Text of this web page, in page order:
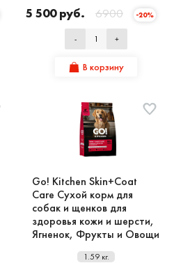
5 500 руб. 6900 -20%
- +
В корзину
Go! Kitchen Skin+Coat
Care Сухой корм для
собак и щенков для
здоровья кожи и шерсти,
Ягненок, Фрукты и Овощи
1.59 кг.